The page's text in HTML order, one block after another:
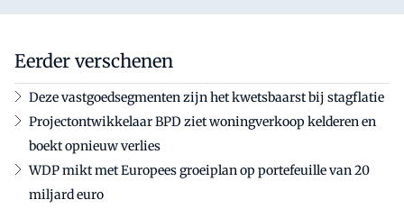
Eerder verschenen
Deze vastgoedsegmenten zijn het kwetsbaarst bij stagflatie
Projectontwikkelaar BPD ziet woningverkoop kelderen en
boekt opnieuw verlies
WDP mikt met Europees groeiplan op portefeuille van 20
miljard euro